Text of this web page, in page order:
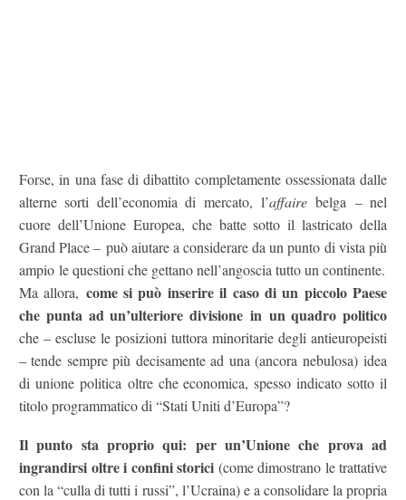
Forse, in una fase di dibattito completamente ossessionata dalle
alterne sorti dell’economia di mercato, l’affairebelga – nel
cuore dell’Unione Europea, che batte sotto il lastricato della
Grand Place – può aiutare a considerare da un punto di vista più
ampio le questioni che gettano nell’angoscia tutto un continente.
Ma allora, come si può inserire il caso di un piccolo Paese
che punta ad un’ulteriore divisione in un quadro politico
che – escluse le posizioni tuttora minoritarie degli antieuropeisti
– tende sempre più decisamente ad una (ancora nebulosa) idea
di unione politica oltre che economica, spesso indicato sotto il
titolo programmatico di “Stati Uniti d’Europa”?
Il punto sta proprio qui: per un’Unione che prova ad
ingrandirsi oltre i confini storici (come dimostrano le trattative
con la “culla di tutti i russi”, l’Ucraina) e a consolidare la propria